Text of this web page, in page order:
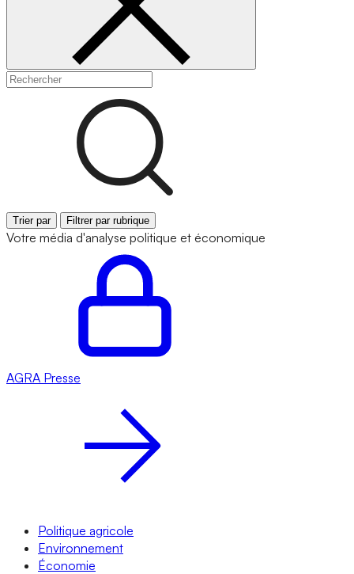
Trier par Filtrer par rubrique
Votre média d'analyse politique et économique
AGRA Presse
Politique agricole
Environnement
Économie